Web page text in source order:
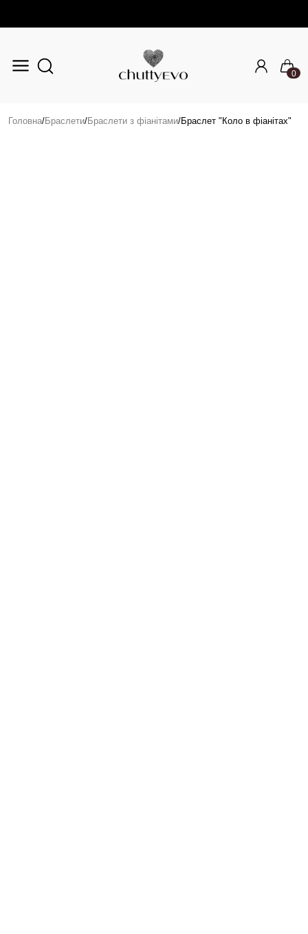
0
Головна/Браслети/Браслети з фіанітами/Браслет "Коло в фіанітах"